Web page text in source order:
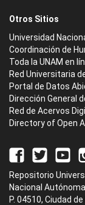
Otros Sitios
Universidad
Coordinación de
Toda la UNAM en
Red Universitaria
Portal de Datos
Dirección General
Red de Acervos
Directory of Open
Repositorio
Nacional
P. 04510, Ciudad